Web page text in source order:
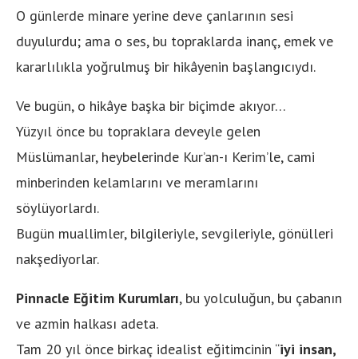
O günlerde minare yerine deve çanlarının sesi
duyulurdu; ama o ses, bu topraklarda inanç, emek ve
kararlılıkla yoğrulmuş bir hikâyenin başlangıcıydı.
Ve bugün, o hikâye başka bir biçimde akıyor…
Yüzyıl önce bu topraklara deveyle gelen
Müslümanlar, heybelerinde Kur’an-ı Kerim’le, cami
minberinden kelamlarını ve meramlarını
söylüyorlardı.
Bugün muallimler, bilgileriyle, sevgileriyle, gönülleri
nakşediyorlar.
Pinnacle Eğitim Kurumları, bu yolculuğun, bu çabanın
ve azmin halkası adeta.
Tam 20 yıl önce birkaç idealist eğitimcinin “iyi insan,